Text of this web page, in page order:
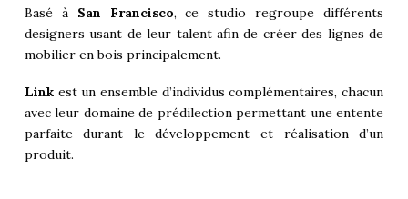
Basé à San Francisco, ce studio regroupe différents
designers usant de leur talent afin de créer des lignes de
mobilier en bois principalement.
Link est un ensemble d’individus complémentaires, chacun
avec leur domaine de prédilection permettant une entente
parfaite durant le développement et réalisation d’un
produit.